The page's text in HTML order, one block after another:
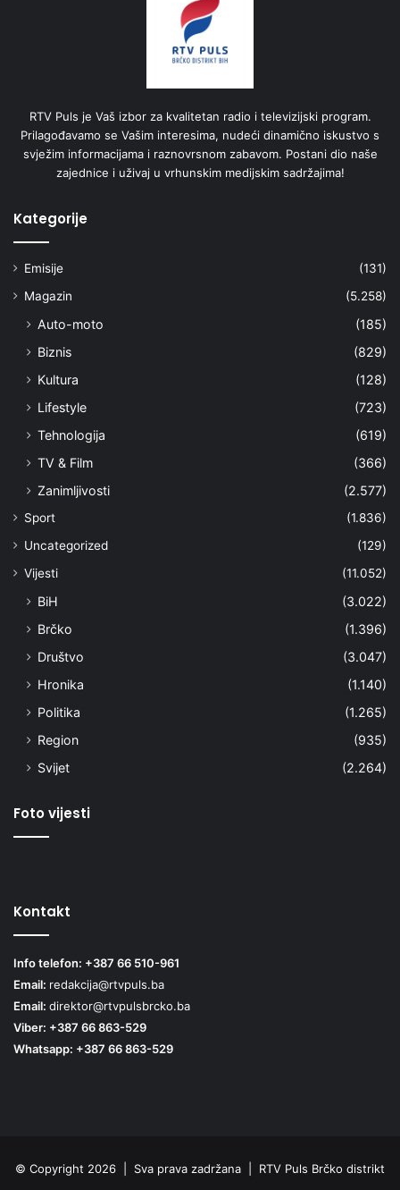
RTV Puls je Vaš izbor za kvalitetan radio i televizijski program.
Prilagođavamo se Vašim interesima, nudeći dinamično iskustvo s
svježim informacijama i raznovrsnom zabavom. Postani dio naše
zajednice i uživaj u vrhunskim medijskim sadržajima!
Kategorije
Emisije
(131)
Magazin
(5.258)
Auto-moto
(185)
Biznis
(829)
Kultura
(128)
Lifestyle
(723)
Tehnologija
(619)
TV & Film
(366)
Zanimljivosti
(2.577)
Sport
(1.836)
Uncategorized
(129)
Vijesti
(11.052)
BiH
(3.022)
Brčko
(1.396)
Društvo
(3.047)
Hronika
(1.140)
Politika
(1.265)
Region
(935)
Svijet
(2.264)
Foto vijesti
Kontakt
Info telefon: +387 66 510-961
Email: redakcija@rtvpuls.ba
Email: direktor@rtvpulsbrcko.ba
Viber: +387 66 863-529
Whatsapp: +387 66 863-529
© Copyright 2026 | Sva prava zadržana | RTV Puls Brčko distrikt